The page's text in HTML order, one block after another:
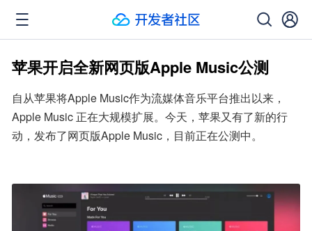
苹果开启全新网页版Apple Music公测
自从苹果将Apple Music作为流媒体音乐平台推出以来，
Apple Music 正在大规模扩展。今天，苹果又有了新的行
动，发布了网页版Apple Music，目前正在公测中。